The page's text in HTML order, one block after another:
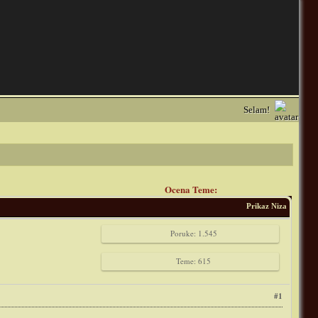
Selam!
Ocena Teme:
Prikaz Niza
Poruke: 1.545
Teme: 615
#1